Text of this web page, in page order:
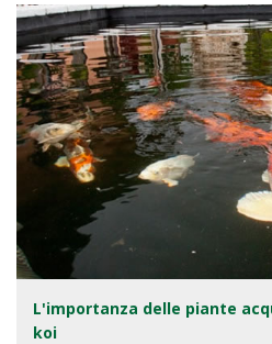
L'importanza delle piante
koi